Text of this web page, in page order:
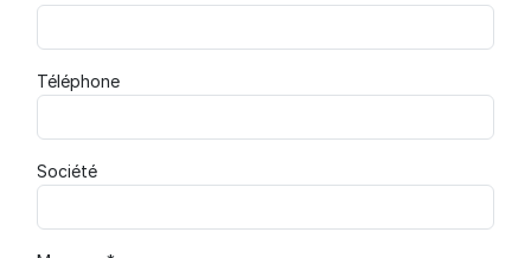
Téléphone
Société